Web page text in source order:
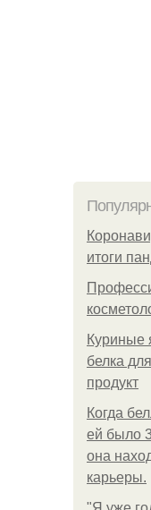
итоги
Куриные
белка
продукт
Когда
ей было
она
карьеры.